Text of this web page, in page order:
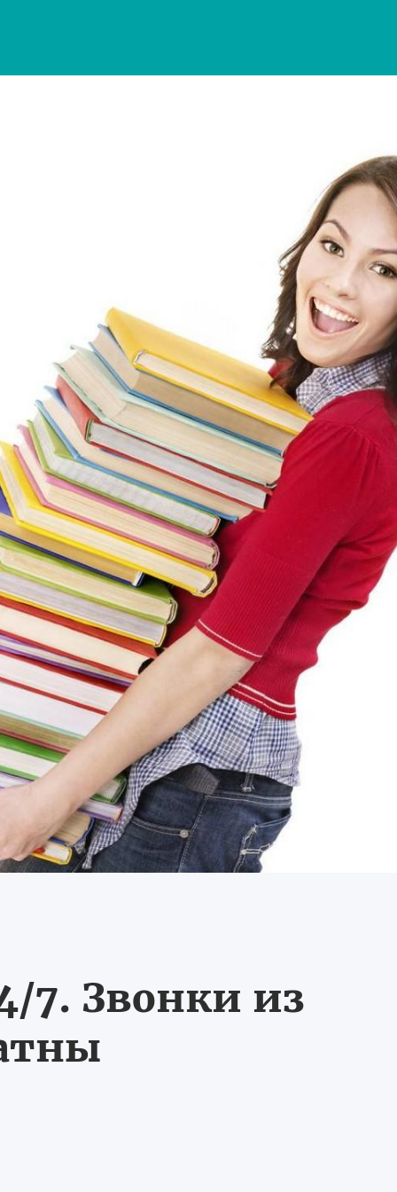
7. Звонки из